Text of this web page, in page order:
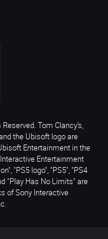
Tom Clancy’s,
the Ubisoft logo are
Entertainment in the
Entertainment
"PS5 logo", "PS5", "PS4
"Play Has No Limits" are
of Sony Interactive